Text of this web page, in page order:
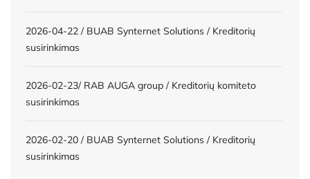
2026-04-22 / BUAB Synternet Solutions / Kreditorių
susirinkimas
2026-02-23/ RAB AUGA group / Kreditorių komiteto
susirinkimas
2026-02-20 / BUAB Synternet Solutions / Kreditorių
susirinkimas